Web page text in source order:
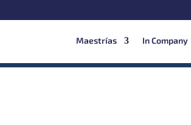
Maestrías In Company